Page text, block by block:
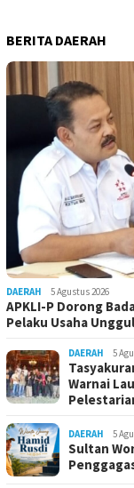
BERITA DAERAH
DAERAH 5 Agustus 2026
APKLI-P Dorong
Pelaku Usaha
DAERAH 5
Warnai
DAERAH 5
Sultan